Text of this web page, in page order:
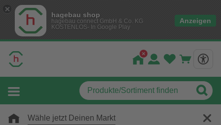
hagebau shop
hagebau connect GmbH & Co. KG
KOSTENLOS- In Google Play
Anzeigen
Wähle jetzt Deinen Markt